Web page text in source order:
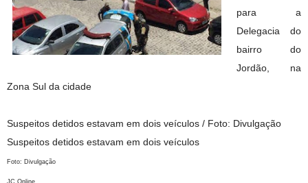
para a
Delegacia do
bairro do
Jordão, na
Zona Sul da cidade
Suspeitos detidos estavam em dois veículos / Foto: Divulgação
Suspeitos detidos estavam em dois veículos
Foto: Divulgação
JC Online